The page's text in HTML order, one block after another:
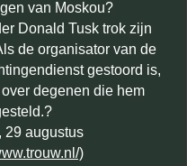
van Moskou?
Donald Tusk trok zijn
de organisator van de
gestoord is,
degenen die hem
29 augustus
)